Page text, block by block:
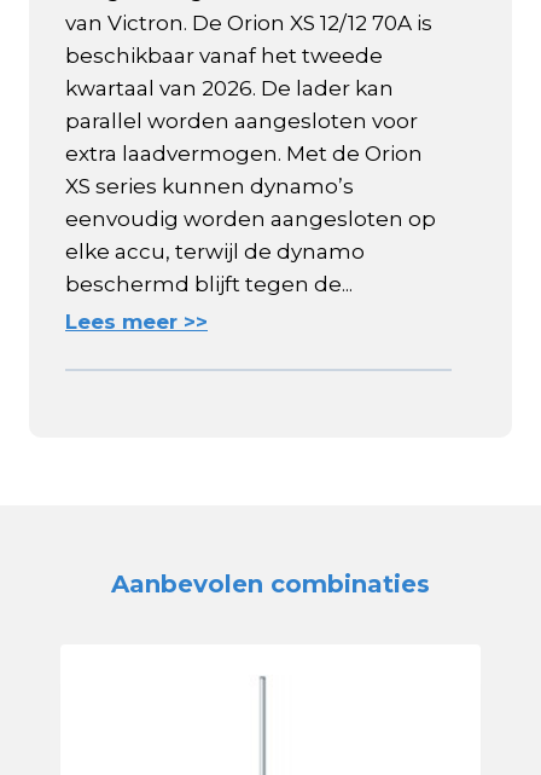
van Victron. De Orion XS 12/12 70A is
beschikbaar vanaf het tweede
kwartaal van 2026. De lader kan
parallel worden aangesloten voor
extra laadvermogen. Met de Orion
XS series kunnen dynamo’s
eenvoudig worden aangesloten op
elke accu, terwijl de dynamo
beschermd blijft tegen de...
Lees meer >>
Aanbevolen combinaties